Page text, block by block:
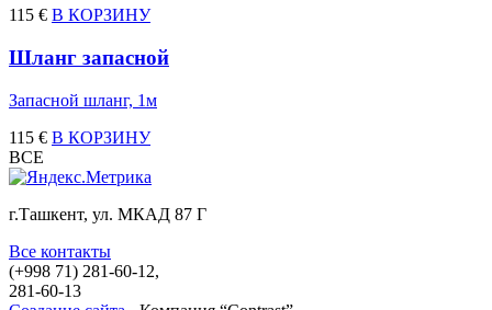
115 € В КОРЗИНУ
Шланг запасной
Запасной шланг, 1м
115 € В КОРЗИНУ
ВСЕ
г.Ташкент, ул. МКАД 87 Г
Все контакты
(+998 71) 281-60-12,
281-60-13